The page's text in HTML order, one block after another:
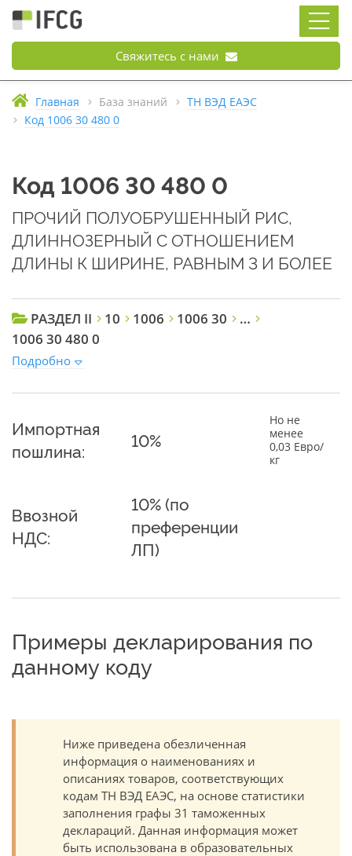
Свяжитесь с нами
Главная База знаний
ТН ВЭД ЕАЭС
Код 1006 30 480 0
Код 1006 30 480 0
ПРОЧИЙ ПОЛУОБРУШЕННЫЙ РИС,
ДЛИННОЗЕРНЫЙ С ОТНОШЕНИЕМ
ДЛИНЫ К ШИРИНЕ, РАВНЫМ 3 И БОЛЕЕ
РАЗДЕЛ II 10 1006 1006 30
…
1006 30 480 0
Подробно
Импортная
пошлина:
10%
Но не
менее
0,03 Евро/
кг
Ввозной
НДС:
10% (по
преференции
ЛП)
Примеры декларирования по
данному коду
Ниже приведена обезличенная
информация о наименованиях и
описаниях товаров, соответствующих
кодам ТН ВЭД ЕАЭС, на основе статистики
заполнения графы 31 таможенных
деклараций. Данная информация может
быть использована в образовательных